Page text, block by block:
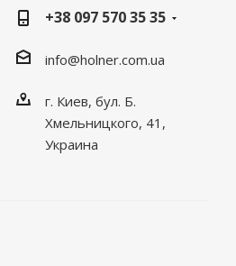
+38 097 570 35 35
info@holner.com.ua
г. Киев, бул. Б.
Хмельницкого, 41,
Украина